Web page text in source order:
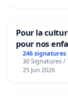
Pour la
pour nos
246 signatures
30 Signatures /
25 Jun 2026